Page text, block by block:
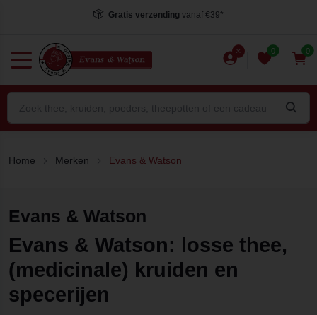
Gratis verzending vanaf €39*
0 0
Home Merken Evans & Watson
Evans & Watson
Evans & Watson: losse thee,
(medicinale) kruiden en
specerijen